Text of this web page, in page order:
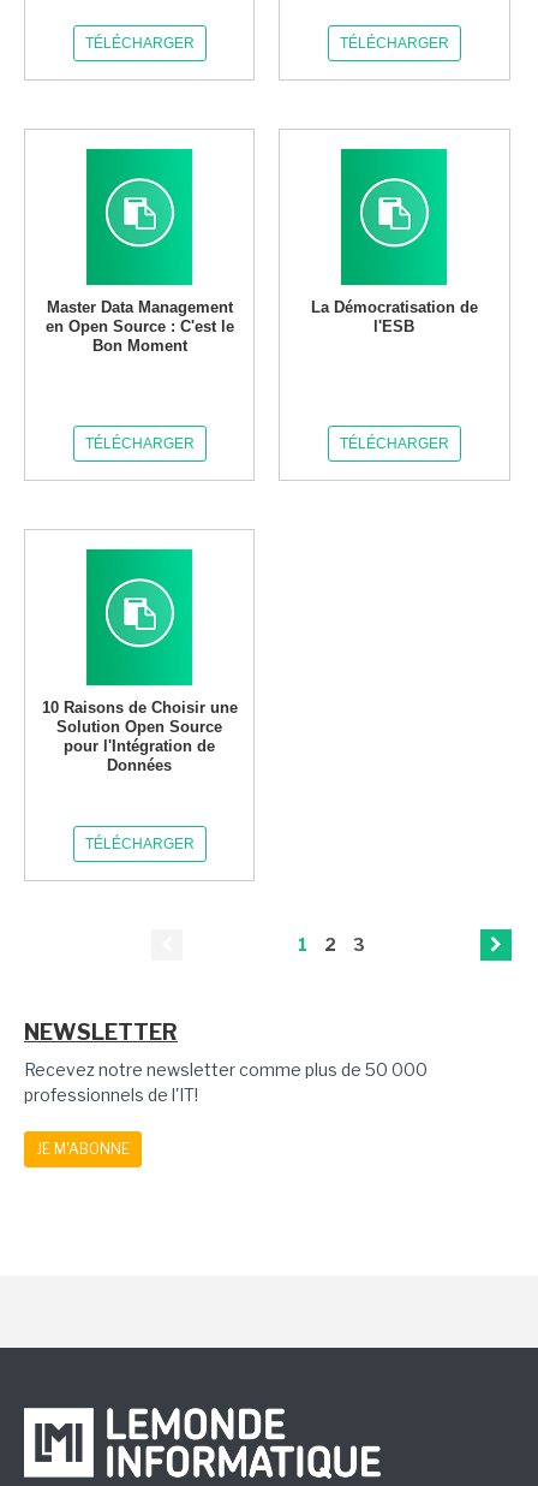
TÉLÉCHARGER TÉLÉCHARGER
Master Data Management
en Open Source : C'est le
Bon Moment
TÉLÉCHARGER
La Démocratisation de
l'ESB
TÉLÉCHARGER
10 Raisons de Choisir une
Solution Open Source
pour l'Intégration de
Données
TÉLÉCHARGER
1 2 3
NEWSLETTER
Recevez notre newsletter comme plus de 50 000
professionnels de l'IT!
JE M'ABONNE